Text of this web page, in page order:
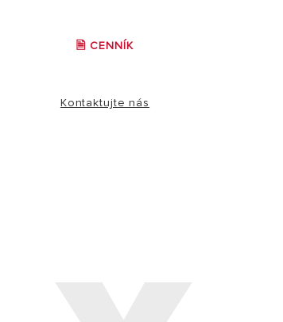
🗎 CENNÍK
Kontaktujte nás